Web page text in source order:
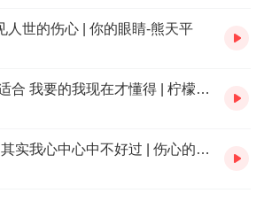
人世的伤心 | 你的眼睛-熊天平
我们都没错 只是不适合 我要的我现在才懂得 | 柠檬草的味道-蔡依林
伤心的我 看似快乐 其实我心中心中不好过 | 伤心的我-邝美云